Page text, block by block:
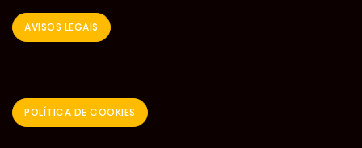
AVISOS LEGAIS
POLÍTICA DE COOKIES